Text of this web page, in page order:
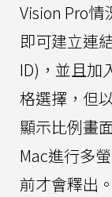
Vision Pro情
即可建立連
ID)，並且加
格選擇，但
顯示比例畫
Mac進行多
前才會釋出。